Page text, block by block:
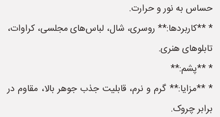
حساس به نور و حرارت.
* **کاربردها:** روسری، شال، لباس‌های مجلسی، کراوات،
تابلوهای هنری.
* **پشم:**
* **مزایا:** گرم و نرم، قابلیت جذب جوهر بالا، مقاوم در
برابر چروک.